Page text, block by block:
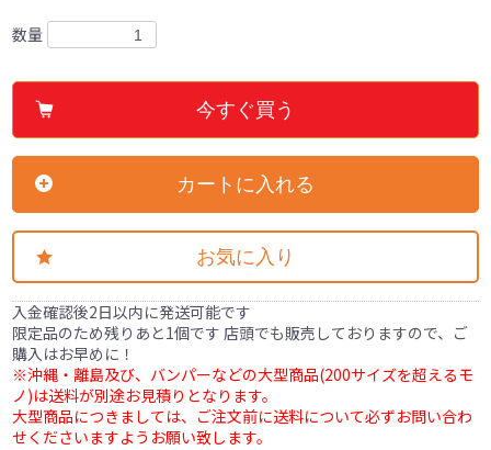
数量
今すぐ買う
カートに入れる
お気に入り
入金確認後2日以内に発送可能です
限定品のため残りあと1個です 店頭でも販売しておりますので、ご
購入はお早めに！
※沖縄・離島及び、バンパーなどの大型商品(200サイズを超えるモ
ノ)は送料が別途お見積りとなります。
大型商品につきましては、ご注文前に送料について必ずお問い合わ
せくださいますようお願い致します。